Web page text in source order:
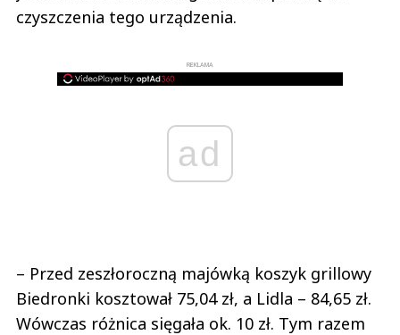
czyszczenia tego urządzenia.
REKLAMA
ad
– Przed zeszłoroczną majówką koszyk grillowy
Biedronki kosztował 75,04 zł, a Lidla – 84,65 zł.
Wówczas różnica sięgała ok. 10 zł. Tym razem